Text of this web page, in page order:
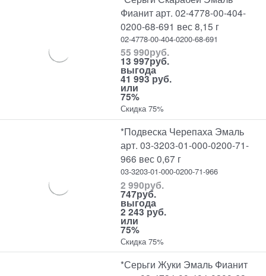
Фианит арт. 02-4778-00-404-
0200-68-691 вес 8,15 г
02-4778-00-404-0200-68-691
55 990руб.
13 997руб.
выгода
41 993 руб.
или
75%
Скидка 75%
*Подвеска Черепаха Эмаль
арт. 03-3203-01-000-0200-71-
966 вес 0,67 г
03-3203-01-000-0200-71-966
2 990руб.
747руб.
выгода
2 243 руб.
или
75%
Скидка 75%
*Серьги Жуки Эмаль Фианит